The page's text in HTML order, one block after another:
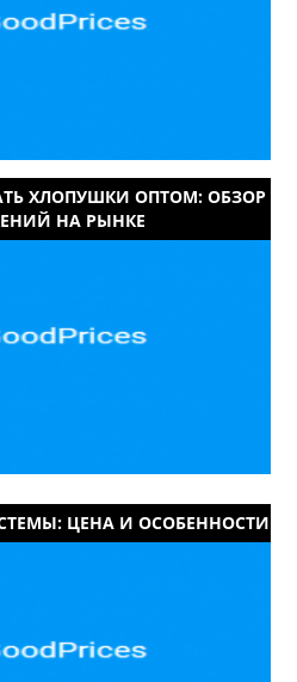
ХЛОПУШКИ ОПТОМ: ОБЗОР
НА РЫНКЕ
ЦЕНА И ОСОБЕННОСТИ